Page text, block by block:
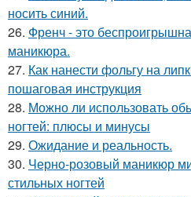
носить синий.
26. Френч - это
маникюра.
27. Как нанести фольгу на
пошаговая инструкция
28. Можно ли использовать
ногтей: плюсы и минусы
29. Ожидание и реальность.
30. Черно-розовый маникюр
стильных ногтей